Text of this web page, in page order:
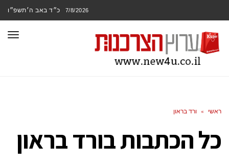
7/8/2026 כ״ד באב ה׳תשפ״ו
ראשי » ורד בראון
כל הכתבות בורד בראון